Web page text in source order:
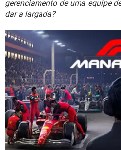
gerenciamento de uma equipe
dar a largada?